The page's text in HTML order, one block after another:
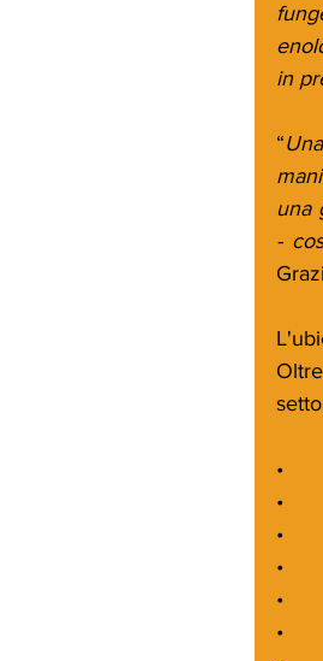
in
“
una
-
•
•
•
•
•
•